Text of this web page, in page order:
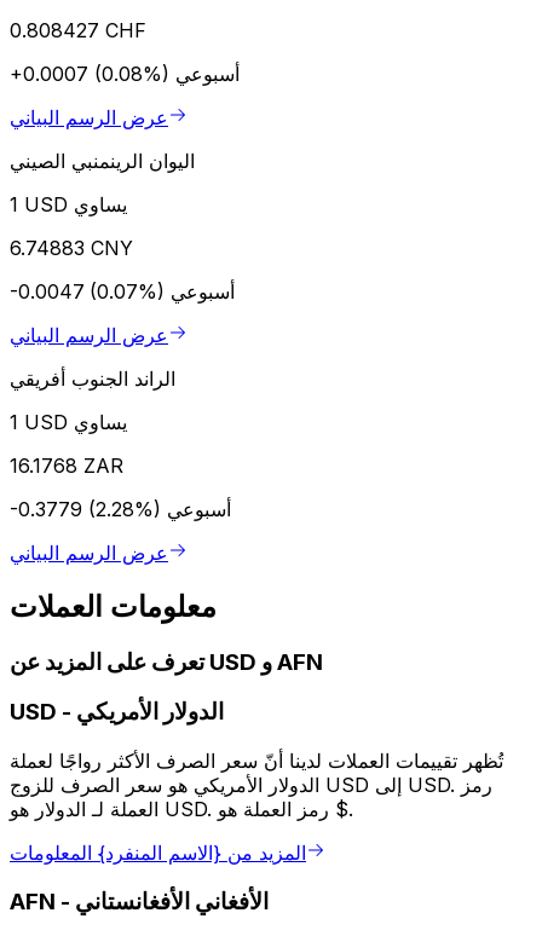
0.808427 CHF
+0.0007 (0.08%) أسبوعي
عرض الرسم البياني
اليوان الرينمنبي الصيني
1 USD يساوي
6.74883 CNY
-0.0047 (0.07%) أسبوعي
عرض الرسم البياني
الراند الجنوب أفريقي
1 USD يساوي
16.1768 ZAR
-0.3779 (2.28%) أسبوعي
عرض الرسم البياني
معلومات العملات
تعرف على المزيد عن USD و AFN
USD - الدولار الأمريكي
تُظهر تقييمات العملات لدينا أنّ سعر الصرف الأكثر رواجًا لعملة
الدولار الأمريكي هو سعر الصرف للزوج USD إلى USD. رمز
العملة لـ الدولار هو USD. رمز العملة هو $.
المزيد من {الاسم المنفرد} المعلومات
AFN - الأفغاني الأفغانستاني